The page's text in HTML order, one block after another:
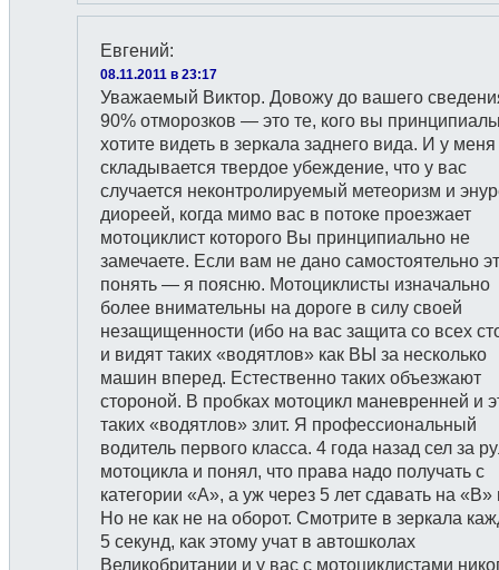
Евгений:
08.11.2011 в 23:17
Уважаемый Виктор. Довожу до вашего
90% отморозков — это те, кого вы
хотите видеть в зеркала заднего вида. И у меня
складывается твердое убеждение, что у вас
случается неконтролируемый метеоризм и
диореей, когда мимо вас в потоке проезжает
мотоциклист которого Вы принципиально не
замечаете. Если вам не дано самостоятельно
понять — я поясню. Мотоциклисты изначально
более внимательны на дороге в силу своей
незащищенности (ибо на вас защита со всех
и видят таких «водятлов» как ВЫ за несколько
машин вперед. Естественно таких объезжают
стороной. В пробках мотоцикл маневренней и
таких «водятлов» злит. Я профессиональный
водитель первого класса. 4 года назад сел за
мотоцикла и понял, что права надо получать с
категории «А», а уж через 5 лет сдавать на «В»
Но не как не на оборот. Смотрите в зеркала
5 секунд, как этому учат в автошколах
Великобритании и у вас с мотоциклистами